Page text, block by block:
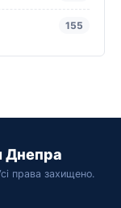
155
Днепра
права захищено.